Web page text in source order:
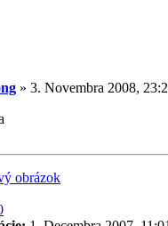
» 3. Novembra 2008,